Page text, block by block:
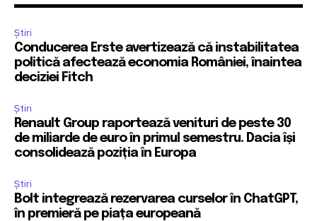
Știri
Conducerea Erste avertizează că instabilitatea
politică afectează economia României, înaintea
deciziei Fitch
Știri
Renault Group raportează venituri de peste 30
de miliarde de euro în primul semestru. Dacia își
consolidează poziția în Europa
Știri
Bolt integrează rezervarea curselor în ChatGPT,
în premieră pe piața europeană